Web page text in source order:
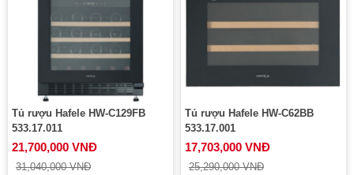
Tủ rượu Hafele HW-C129FB
533.17.011
21,700,000 VNĐ
31,040,000 VNĐ
Tủ rượu Hafele HW-C62BB
533.17.001
17,703,000 VNĐ
25,290,000 VNĐ